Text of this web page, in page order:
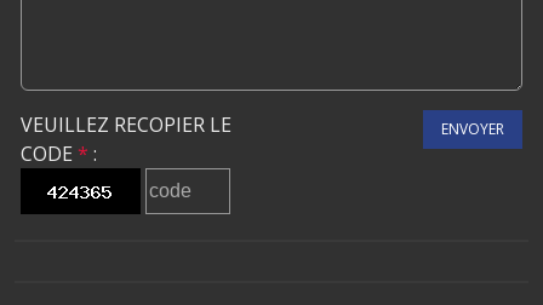
VEUILLEZ RECOPIER LE
CODE * :
ENVOYER